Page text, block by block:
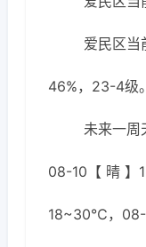
爱民区
46%，23-4级。
未来一
08-10【 晴 】
18~30℃，08-